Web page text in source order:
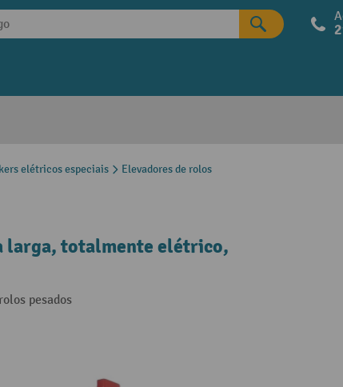
elétricos especiais Elevadores de rolos
larga, totalmente elétrico,
pesados